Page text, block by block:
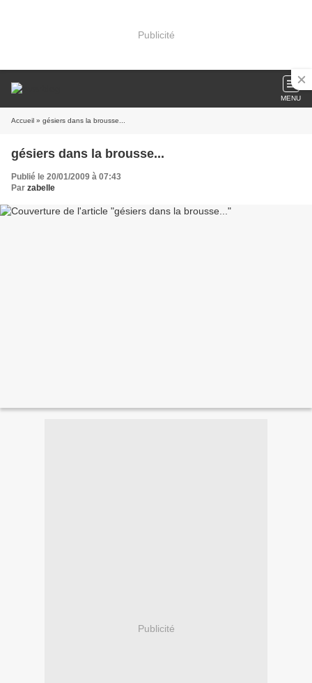
Publicité
MENU
Accueil » gésiers dans la brousse...
gésiers dans la brousse...
Publié le 20/01/2009 à 07:43
Par zabelle
Publicité